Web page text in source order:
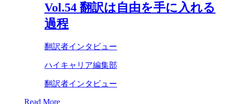
Vol.54 翻訳は自由を手に入れる
過程
翻訳者インタビュー
ハイキャリア編集部
翻訳者インタビュー
Read More